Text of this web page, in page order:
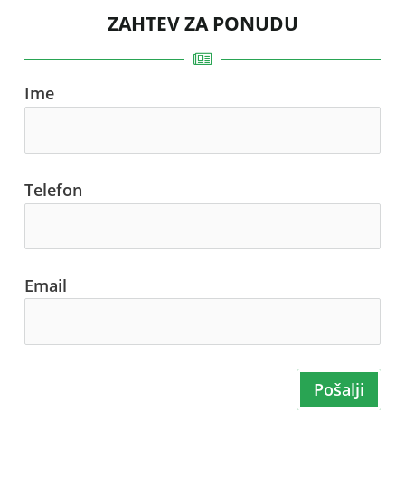
ZAHTEV ZA PONUDU
Ime
Telefon
Email
Pošalji